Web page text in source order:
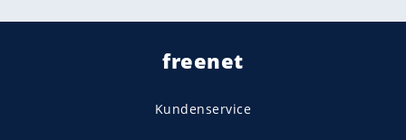
freenet
Kundenservice